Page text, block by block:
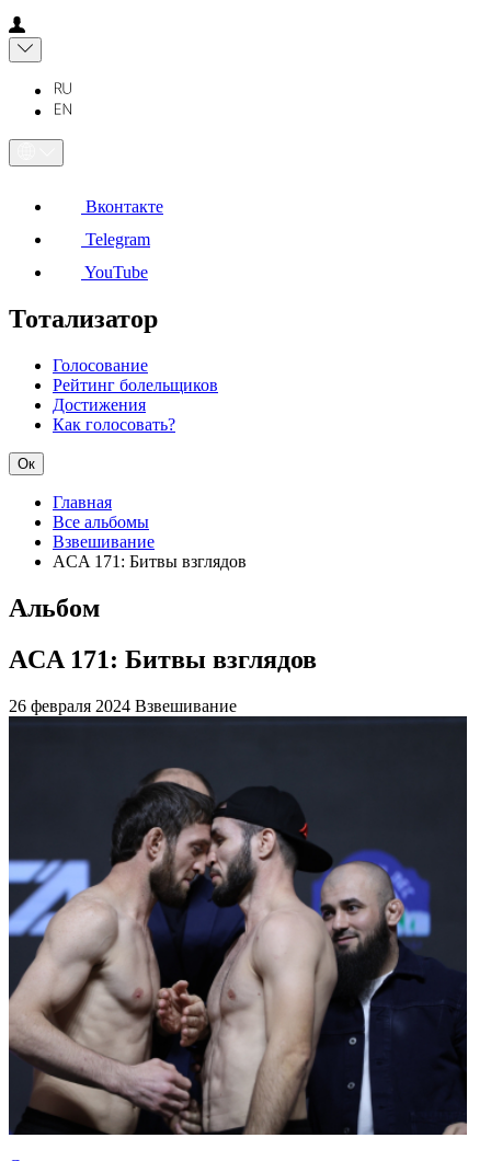
Вконтакте
Telegram
YouTube
Тотализатор
Голосование
Рейтинг болельщиков
Достижения
Как голосовать?
Ок
Главная
Все альбомы
Взвешивание
ACA 171: Битвы взглядов
Альбом
ACA 171: Битвы взглядов
26 февраля 2024 Взвешивание